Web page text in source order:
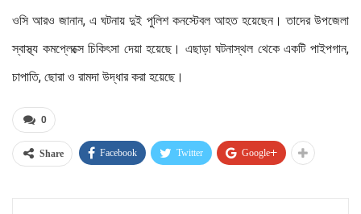
ওসি আরও জানান, এ ঘটনায় দুই পুলিশ কনস্টেবল আহত হয়েছেন। তাদের উপজেলা
স্বাস্থ্য কমপ্লেক্সে চিকিৎসা দেয়া হয়েছে। এছাড়া ঘটনাস্থল থেকে একটি পাইপগান,
চাপাতি, ছোরা ও রামদা উদ্ধার করা হয়েছে।
0
Share Facebook Twitter Google+